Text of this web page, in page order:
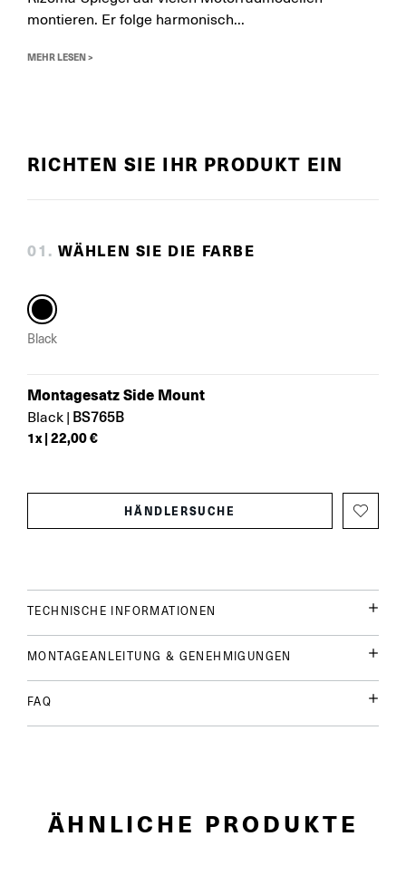
montieren. Er folge harmonisch...
MEHR LESEN >
RICHTEN SIE IHR PRODUKT EIN
01 . WÄHLEN SIE DIE FARBE
Black
Montagesatz Side Mount
Black | BS765B
1x | 22,00 €
HÄNDLERSUCHE
TECHNISCHE INFORMATIONEN
MONTAGEANLEITUNG & GENEHMIGUNGEN
FAQ
ÄHNLICHE PRODUKTE